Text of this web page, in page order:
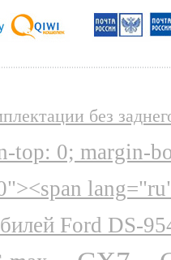
без
top: 0; margin-
Ford DS-